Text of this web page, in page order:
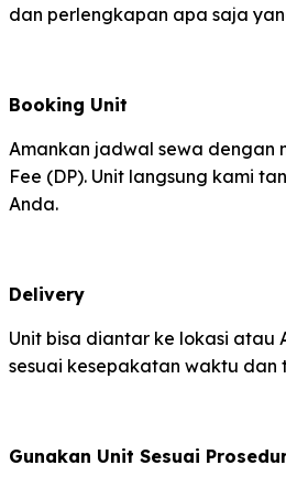
dan perlengkapan apa saja
Booking Unit
Amankan jadwal sewa dengan
Fee (DP). Unit langsung kami
Anda.
Delivery
Unit bisa diantar ke lokasi atau
sesuai kesepakatan waktu dan
Gunakan Unit Sesuai